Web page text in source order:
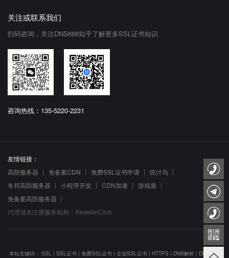
关注或联系我们
扫码咨询，关注DNS666知乎了解更多SSL证书知识
咨询热线：135-5220-2231
友情链接：
高防服务器
免备案CDN 免费SSL证书申请
统计鸟
冬邦高防服务器
小程序开发 CDN加速
游戏盾
免备案高防服务器
代理域名注册服务机构：ResellerClub
本站关键词： SSL | SSL证书 | 免费SSL证书 | 企业SSL证书 | HTTPS | DNS解析 | DNS防劫